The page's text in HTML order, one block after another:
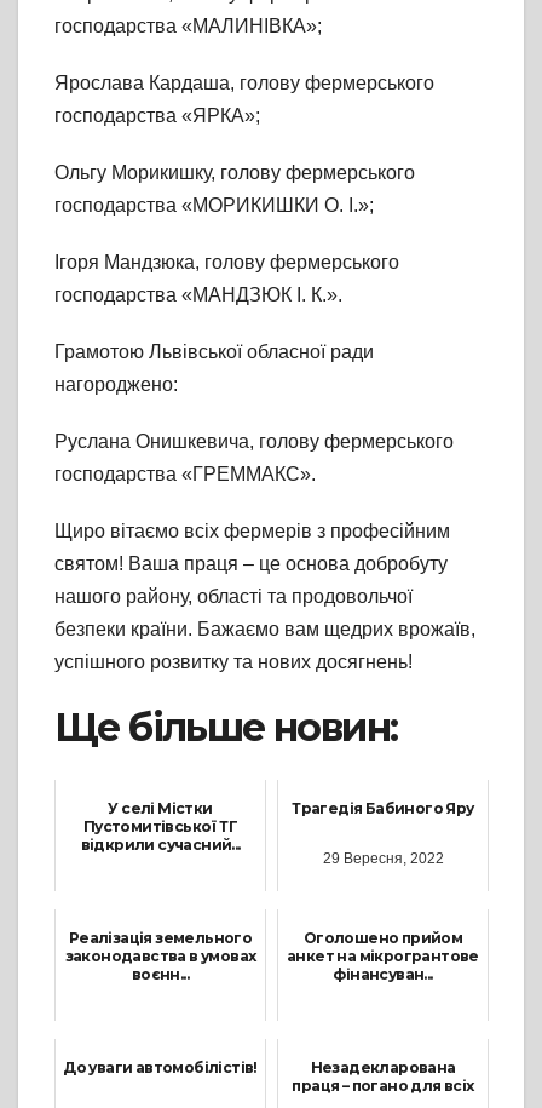
господарства «МАЛИНІВКА»;
Ярослава Кардаша, голову фермерського
господарства «ЯРКА»;
Ольгу Морикишку, голову фермерського
господарства «МОРИКИШКИ О. І.»;
Ігоря Мандзюка, голову фермерського
господарства «МАНДЗЮК І. К.».
Грамотою Львівської обласної ради
нагороджено:
Руслана Онишкевича, голову фермерського
господарства «ГРЕММАКС».
Щиро вітаємо всіх фермерів з професійним
святом! Ваша праця – це основа добробуту
нашого району, області та продовольчої
безпеки країни. Бажаємо вам щедрих врожаїв,
успішного розвитку та нових досягнень!
Ще більше новин:
У селі Містки
Пустомитівської ТГ
відкрили сучасний...
Трагедія Бабиного Яру
29 Вересня, 2022
Реалізація земельного
законодавства в умовах
воєнн...
Оголошено прийом
анкет на мікрогрантове
фінансуван...
До уваги автомобілістів!
Незадекларована
праця – погано для всіх